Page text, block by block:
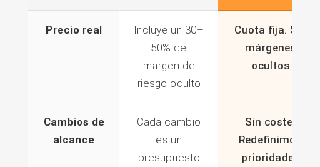
Precio real
Incluye un 30–
50% de
margen de
riesgo oculto
Cuota fija. Sin
márgenes
ocultos
Cambios de
alcance
Cada cambio
es un
presupuesto
Sin coste.
Redefinimos
prioridades